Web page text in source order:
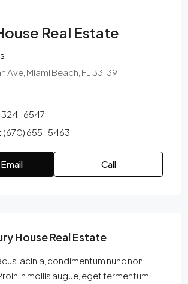
Real Estate
Ave, Miami Beach, FL 33139
324-6547
(670) 655-5463
Call
House Real Estate
lacinia, condimentum nunc non,
in mollis augue, eget fermentum